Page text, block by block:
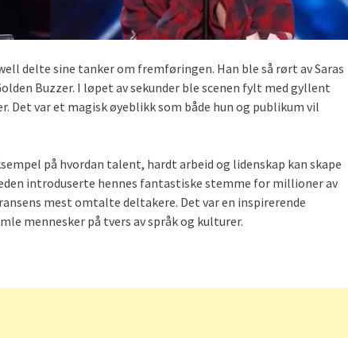
delte sine tanker om fremføringen. Han ble så rørt av Saras
Buzzer. I løpet av sekunder ble scenen fylt med gyllent
Det var et magisk øyeblikk som både hun og publikum vil
på hvordan talent, hardt arbeid og lidenskap kan skape
introduserte hennes fantastiske stemme for millioner av
mest omtalte deltakere. Det var en inspirerende
mennesker på tvers av språk og kulturer.